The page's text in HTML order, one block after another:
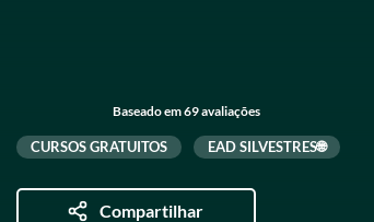
Baseado em 69 avaliações
CURSOS GRATUITOS EAD SILVESTRES🌐
Compartilhar